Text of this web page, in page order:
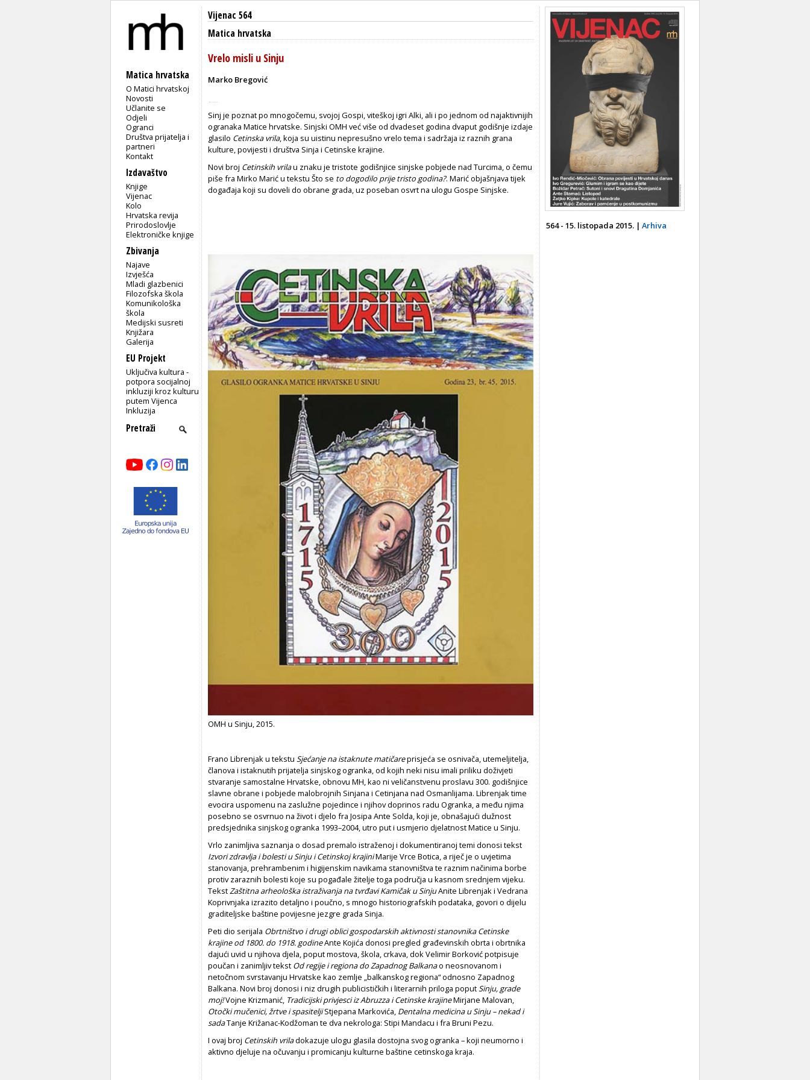
Matica hrvatska
O Matici hrvatskoj
Novosti
Učlanite se
Odjeli
Ogranci
Društva prijatelja i
partneri
Kontakt
Izdavaštvo
Knjige
Vijenac
Kolo
Hrvatska revija
Prirodoslovlje
Elektroničke knjige
Zbivanja
Najave
Izvješća
Mladi glazbenici
Filozofska škola
Komunikološka
škola
Medijski susreti
Knjižara
Galerija
EU Projekt
Uključiva kultura -
potpora socijalnoj
inkluziji kroz kulturu
putem Vijenca
Inkluzija
Vijenac 564
Matica hrvatska
Vrelo misli u Sinju
Marko Bregović
Sinj je poznat po mnogočemu, svojoj Gospi, viteškoj igri Alki, ali i po jednom od najaktivnijih
ogranaka Matice hrvatske. Sinjski OMH već više od dvadeset godina dvaput godišnje izdaje
glasilo Cetinska vrila, koja su uistinu nepresušno vrelo tema i sadržaja iz raznih grana
kulture, povijesti i društva Sinja i Cetinske krajine.
Novi broj Cetinskih vrilau znaku je tristote godišnjice sinjske pobjede nad Turcima, o čemu
piše fra Mirko Marić u tekstu Što se to dogodilo prije tristo godina?. Marić objašnjava tijek
događaja koji su doveli do obrane grada, uz poseban osvrt na ulogu Gospe Sinjske.
OMH u Sinju, 2015.
Frano Librenjak u tekstu Sjećanje na istaknute matičareprisjeća se osnivača, utemeljitelja,
članova i istaknutih prijatelja sinjskog ogranka, od kojih neki nisu imali priliku doživjeti
stvaranje samostalne Hrvatske, obnovu MH, kao ni veličanstvenu proslavu 300. godišnjice
slavne obrane i pobjede malobrojnih Sinjana i Cetinjana nad Osmanlijama. Librenjak time
evocira uspomenu na zaslužne pojedince i njihov doprinos radu Ogranka, a među njima
posebno se osvrnuo na život i djelo fra Josipa Ante Solda, koji je, obnašajući dužnost
predsjednika sinjskog ogranka 1993–2004, utro put i usmjerio djelatnost Matice u Sinju.
Vrlo zanimljiva saznanja o dosad premalo istraženoj i dokumentiranoj temi donosi tekst
Izvori zdravlja i bolesti u Sinju i Cetinskoj krajiniMarije Vrce Botica, a riječ je o uvjetima
stanovanja, prehrambenim i higijenskim navikama stanovništva te raznim načinima borbe
protiv zaraznih bolesti koje su pogađale žitelje toga područja u kasnom srednjem vijeku.
TekstZaštitna arheološka istraživanja na tvrđavi Kamičak u SinjuAnite Librenjak i Vedrana
Koprivnjaka izrazito detaljno i poučno, s mnogo historiografskih podataka, govori o dijelu
graditeljske baštine povijesne jezgre grada Sinja.
Peti dio serijala Obrtništvo i drugi oblici gospodarskih aktivnosti stanovnika Cetinske
krajine od 1800. do 1918. godineAnte Kojića donosi pregled građevinskih obrta i obrtnika
dajući uvid u njihova djela, poput mostova, škola, crkava, dok Velimir Borković potpisuje
poučan i zanimljiv tekst Od regije i regiona do Zapadnog Balkanao neosnovanom i
netočnom svrstavanju Hrvatske kao zemlje „balkanskog regiona“ odnosno Zapadnog
Balkana. Novi broj donosi i niz drugih publicističkih i literarnih priloga poputSinju, grade
moj!Vojne Krizmanić, Tradicijski privjesci iz Abruzza i Cetinske krajineMirjane Malovan,
Otočki mučenici, žrtve i spasiteljiStjepana Markovića, Dentalna medicina u Sinju – nekad i
sadaTanje Križanac-Kodžoman te dva nekrologa: Stipi Mandacu i fra Bruni Pezu.
I ovaj broj Cetinskih vriladokazuje ulogu glasila dostojna svog ogranka – koji neumorno i
aktivno djeluje na očuvanju i promicanju kulturne baštine cetinskoga kraja.
564 - 15. listopada 2015. | Arhiva